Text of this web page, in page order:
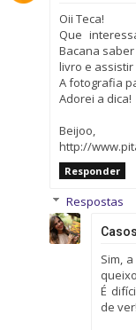
Oii Teca!
Que
Bacana
livro e assistir
A fotografia
Adorei a dica!
Beijoo,
http://
Responder
Respostas
Sim,
É
de ver!